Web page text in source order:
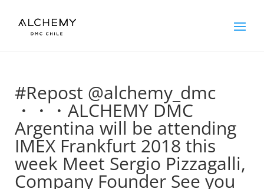
#Repost @alchemy_dmc
・・・ALCHEMY DMC
Argentina will be attending
IMEX Frankfurt 2018 this
week Meet Sergio Pizzagalli,
Company Founder See you